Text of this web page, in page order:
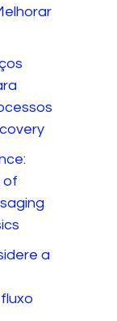
of
a